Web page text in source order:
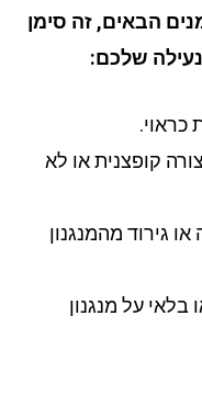
זה סימן
שלכם:
או לא
מהמנגנון
על מנגנון